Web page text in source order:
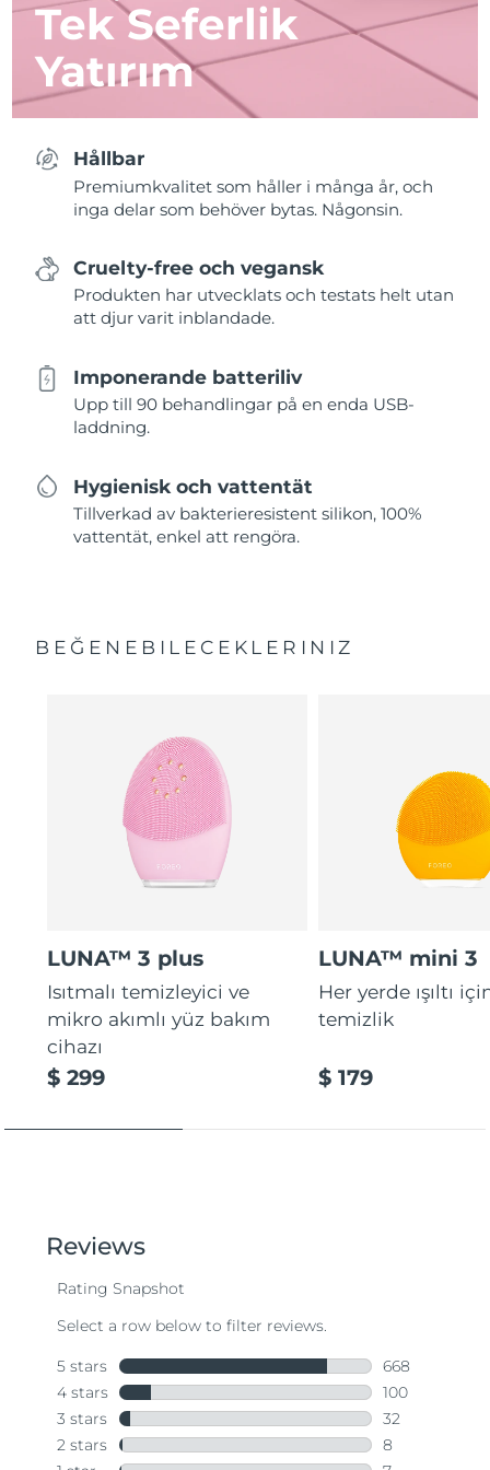
Tek Seferlik
Yatırım
Hållbar
Premiumkvalitet som håller i många år, och
inga delar som behöver bytas. Någonsin.
Cruelty-free och vegansk
Produkten har utvecklats och testats helt utan
att djur varit inblandade.
Imponerande batteriliv
Upp till 90 behandlingar på en enda USB-
laddning.
Hygienisk och vattentät
Tillverkad av bakterieresistent silikon, 100%
vattentät, enkel att rengöra.
BEĞENEBILECEKLERINIZ
LUNA™ 3 plus
Isıtmalı temizleyici ve
mikro akımlı yüz bakım
cihazı
$ 299
LUNA™ mini 3
Her yerde ışıltı
temizlik
$ 179